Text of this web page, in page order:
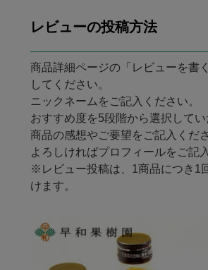
レビューの投稿方法
商品詳細ページの「レビューを書
してください。
ニックネームをご記入ください。
おすすめ度を5段階から選択して
商品の感想やご要望をご記入くださ
よろしければプロフィールをご記
※レビュー投稿は、1商品につき1
けます。